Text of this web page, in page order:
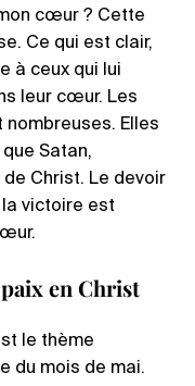
cœur ? Cette
Ce qui est clair,
à ceux qui lui
leur cœur. Les
Elles
Satan,
de Christ. Le devoir
la victoire est
en Christ
le thème
du mois de mai.